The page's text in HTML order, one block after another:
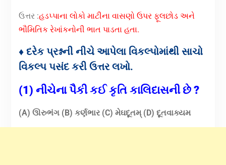
ઉત્તર :હડપ્પાના લોકો માટીના વાસણો ઉપર ફૂલછોડ અને
ભૌમિતિક રેખાંકનોની ભાત પાડતા હતા.
♦ દરેક પ્રશ્નની નીચે આપેલા વિકલ્પોમાંથી સાચો
વિકલ્પ પસંદ કરી ઉત્તર લખો.
(1) નીચેના પૈકી કઈ કૃતિ કાલિદાસની છે ?
(A) ઊરુભંગ (B) કર્ણભાર (C) મેઘદૂતમ્ (D) દૂતવાક્યમ